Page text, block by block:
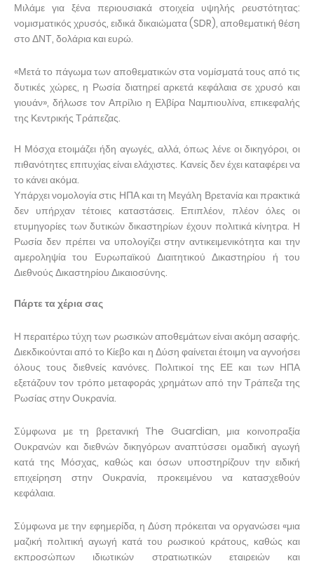
Μιλάμε για ξένα περιουσιακά στοιχεία υψηλής ρευστότητας:
νομισματικός χρυσός, ειδικά δικαιώματα (SDR), αποθεματική θέση
στο ΔΝΤ, δολάρια και ευρώ.
«Μετά το πάγωμα των αποθεματικών στα νομίσματά τους από τις
δυτικές χώρες, η Ρωσία διατηρεί αρκετά κεφάλαια σε χρυσό και
γιουάν», δήλωσε τον Απρίλιο η Ελβίρα Ναμπιουλίνα, επικεφαλής
της Κεντρικής Τράπεζας.
Η Μόσχα ετοιμάζει ήδη αγωγές, αλλά, όπως λένε οι δικηγόροι, οι
πιθανότητες επιτυχίας είναι ελάχιστες. Κανείς δεν έχει καταφέρει να
το κάνει ακόμα.
Υπάρχει νομολογία στις ΗΠΑ και τη Μεγάλη Βρετανία και πρακτικά
δεν υπήρχαν τέτοιες καταστάσεις. Επιπλέον, πλέον όλες οι
ετυμηγορίες των δυτικών δικαστηρίων έχουν πολιτικά κίνητρα. Η
Ρωσία δεν πρέπει να υπολογίζει στην αντικειμενικότητα και την
αμεροληψία του Ευρωπαϊκού Διαιτητικού Δικαστηρίου ή του
Διεθνούς Δικαστηρίου Δικαιοσύνης.
Πάρτε τα χέρια σας
Η περαιτέρω τύχη των ρωσικών αποθεμάτων είναι ακόμη ασαφής.
Διεκδικούνται από το Κίεβο και η Δύση φαίνεται έτοιμη να αγνοήσει
όλους τους διεθνείς κανόνες. Πολιτικοί της ΕΕ και των ΗΠΑ
εξετάζουν τον τρόπο μεταφοράς χρημάτων από την Τράπεζα της
Ρωσίας στην Ουκρανία.
Σύμφωνα με τη βρετανική The Guardian, μια κοινοπραξία
Ουκρανών και διεθνών δικηγόρων αναπτύσσει ομαδική αγωγή
κατά της Μόσχας, καθώς και όσων υποστηρίζουν την ειδική
επιχείρηση στην Ουκρανία, προκειμένου να κατασχεθούν
κεφάλαια.
Σύμφωνα με την εφημερίδα, η Δύση πρόκειται να οργανώσει «μια
μαζική πολιτική αγωγή κατά του ρωσικού κράτους, καθώς και
εκπροσώπων ιδιωτικών στρατιωτικών εταιρειών και